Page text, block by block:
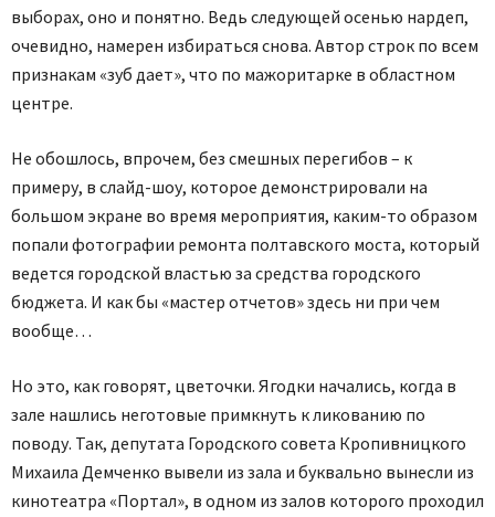
выборах, оно и понятно. Ведь следующей осенью нардеп,
очевидно, намерен избираться снова. Автор строк по всем
признакам «зуб дает», что по мажоритарке в областном
центре.
Не обошлось, впрочем, без смешных перегибов – к
примеру, в слайд-шоу, которое демонстрировали на
большом экране во время мероприятия, каким-то образом
попали фотографии ремонта полтавского моста, который
ведется городской властью за средства городского
бюджета. И как бы «мастер отчетов» здесь ни при чем
вообще…
Но это, как говорят, цветочки. Ягодки начались, когда в
зале нашлись неготовые примкнуть к ликованию по
поводу. Так, депутата Городского совета Кропивницкого
Михаила Демченко вывели из зала и буквально вынесли из
кинотеатра «Портал», в одном из залов которого проходил